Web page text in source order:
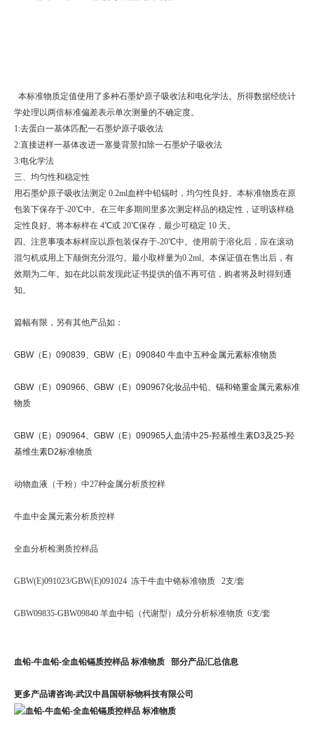
本标准物质定值使用了多种石墨炉原子吸收法和电化学法。所得数据经统计
学处理以两倍标准偏差表示单次测量的不确定度。
1:去蛋白一基体匹配一石墨炉原子吸收法
2:直接进样一基体改进一塞曼背景扣除一石墨炉子吸收法
3:电化学法
三、均匀性和稳定性
用石墨炉原子吸收法测定 0.2ml血样中铅镉时，均匀性良好。本标准物质在原
包装下保存于-20℃中。在三年多期间里多次测定样品的稳定性，证明该样稳
定性良好。将本标样在 4℃或 20℃保存，最少可稳定 10 天。
四、注意事项本标样应以原包装保存于-20℃中。使用前于溶化后，应在滚动
混匀机或用上下颠倒充分混匀。最小取样量为0.2ml。本保证值在售出后，有
效期为二年。如在此以前发现此证书提供的值不再可信，购者将及时得到通
知。
篇幅有限，另有其他产品如：
GBW（E）090839、GBW（E）090840 牛血中五种金属元素标准物质
GBW（E）090966、GBW（E）090967化妆品中铅、镉和铬重金属元素标准
物质
GBW（E）090964、GBW（E）090965人血清中25-羟基维生素D3及25-羟
基维生素D2标准物质
动物血液（干粉）中27种金属分析质控样
牛血中金属元素分析质控样
全血分析检测质控样品
GBW(E)091023/GBW(E)091024 冻干牛血中铬标准物质 2支/套
GBW09835-GBW09840 羊血中铅（代谢型）成分分析标准物质 6支/套
血铅-牛血铅-全血铅镉质控样品 标准物质 部分产品汇总信息
更多产品请咨询-武汉中昌国研标物科技有限公司